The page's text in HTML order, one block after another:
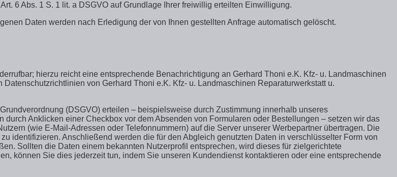
6 Abs. 1 S. 1 lit. a DSGVO auf Grundlage Ihrer freiwillig erteilten Einwilligung.
Daten werden nach Erledigung der von Ihnen gestellten Anfrage automatisch gelöscht.
hierzu reicht eine entsprechende Benachrichtigung an Gerhard Thoni e.K. Kfz- u. Landmaschinen
von Gerhard Thoni e.K. Kfz- u. Landmaschinen Reparaturwerkstatt u.
(DSGVO) erteilen – beispielsweise durch Zustimmung innerhalb unseres
Anklicken einer Checkbox vor dem Absenden von Formularen oder Bestellungen – setzen wir das
(wie E-Mail-Adressen oder Telefonnummern) auf die Server unserer Werbepartner übertragen. Die
identifizieren. Anschließend werden die für den Abgleich genutzten Daten in verschlüsselter Form von
Sollten die Daten einem bekannten Nutzerprofil entsprechen, wird dieses für zielgerichtete
können Sie dies jederzeit tun, indem Sie unseren Kundendienst kontaktieren oder eine entsprechende